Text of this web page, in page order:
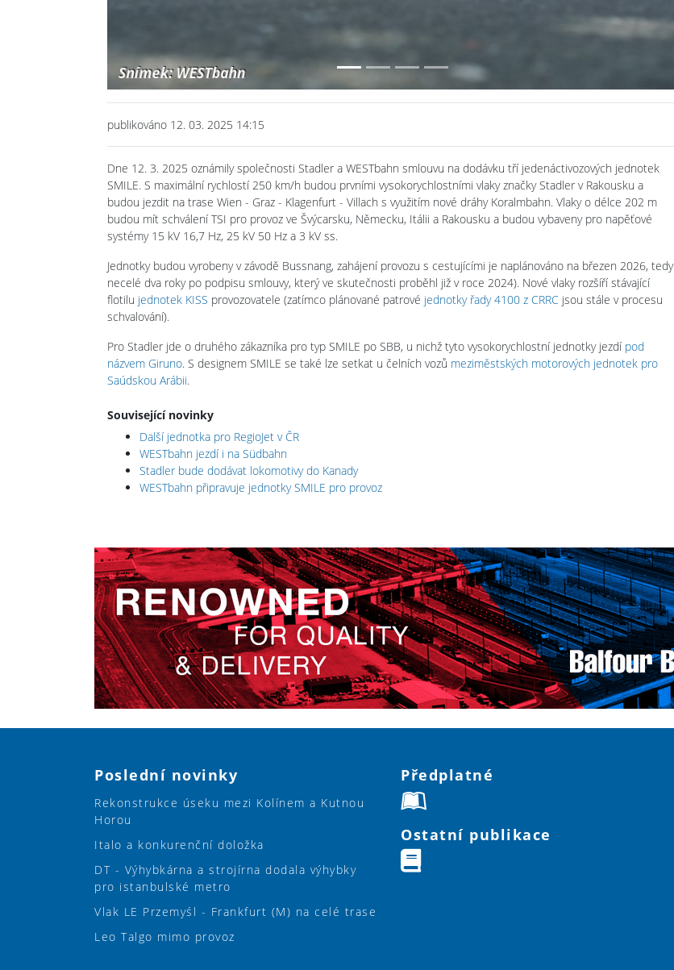
publikováno 12. 03. 2025 14:15
Dne 12. 3. 2025 oznámily společnosti Stadler a WESTbahn smlouvu na dodávku tří jedenáctivozových jednotek
SMILE. S maximální rychlostí 250 km/h budou prvními vysokorychlostními vlaky značky Stadler v Rakousku a
budou jezdit na trase Wien - Graz - Klagenfurt - Villach s využitím nové dráhy Koralmbahn. Vlaky o délce 202 m
budou mít schválení TSI pro provoz ve Švýcarsku, Německu, Itálii a Rakousku a budou vybaveny pro napěťové
systémy 15 kV 16,7 Hz, 25 kV 50 Hz a 3 kV ss.
Jednotky budou vyrobeny v závodě Bussnang, zahájení provozu s cestujícími je naplánováno na březen 2026, tedy
necelé dva roky po podpisu smlouvy, který ve skutečnosti proběhl již v roce 2024). Nové vlaky rozšíří stávající
flotilu jednotek KISS provozovatele (zatímco plánované patrové jednotky řady 4100 z CRRC jsou stále v procesu
schvalování).
Pro Stadler jde o druhého zákazníka pro typ SMILE po SBB, u nichž tyto vysokorychlostní jednotky jezdí pod
názvem Giruno. S designem SMILE se také lze setkat u čelních vozů meziměstských motorových jednotek pro
Saúdskou Arábii.
Související novinky
Další jednotka pro RegioJet v ČR
WESTbahn jezdí i na Südbahn
Stadler bude dodávat lokomotivy do Kanady
WESTbahn připravuje jednotky SMILE pro provoz
Poslední novinky
Rekonstrukce úseku mezi Kolínem a Kutnou
Horou
Italo a konkurenční doložka
DT - Výhybkárna a strojírna dodala výhybky
pro istanbulské metro
Vlak LE Przemyśl - Frankfurt (M) na celé trase
Leo Talgo mimo provoz
Předplatné
Ostatní publikace